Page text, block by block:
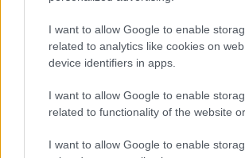
I want to allow Google to enable
related to analytics like cookies on
device identifiers in apps.
I want to allow Google to enable
related to functionality of the website
I want to allow Google to enable